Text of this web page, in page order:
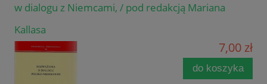
w dialogu z Niemcami, / pod redakcją Mariana
Kallasa
7,00 zł
do koszyka